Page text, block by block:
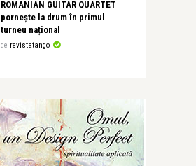
ROMANIAN GUITAR QUARTET
pornește la drum în primul
turneu național
de revistatango